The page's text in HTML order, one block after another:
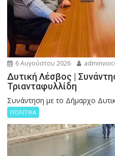
6 Αυγούστου 2026
Δυτική Λέσβος |
Τριανταφυλλίδη
Συνάντηση με το Δήμαρχο
ΠΟΛΙΤΙΚΑ